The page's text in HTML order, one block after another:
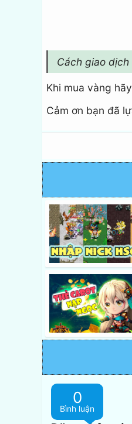
Cách giao dịch
Khi mua vàng
Cảm ơn bạn đã
0
Bình luận